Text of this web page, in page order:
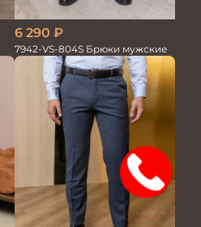
6 290 ₽
7942-VS-804S Брюки мужские
15%